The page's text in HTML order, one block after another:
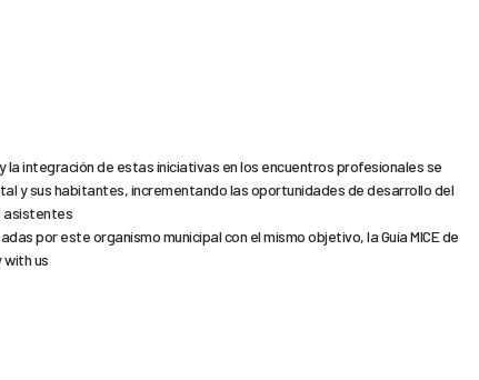
la integración de estas iniciativas en los encuentros profesionales se
y sus habitantes, incrementando las oportunidades de desarrollo del
asistentes
por este organismo municipal con el mismo objetivo, la Guía MICE de
us